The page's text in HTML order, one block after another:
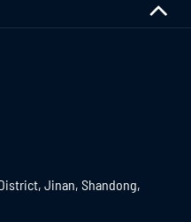
Jinan, Shandong,